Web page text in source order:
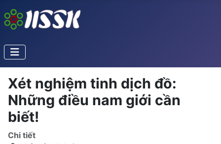
Xét nghiệm tinh dịch đồ:
Những điều nam giới cần
biết!
Chi tiết